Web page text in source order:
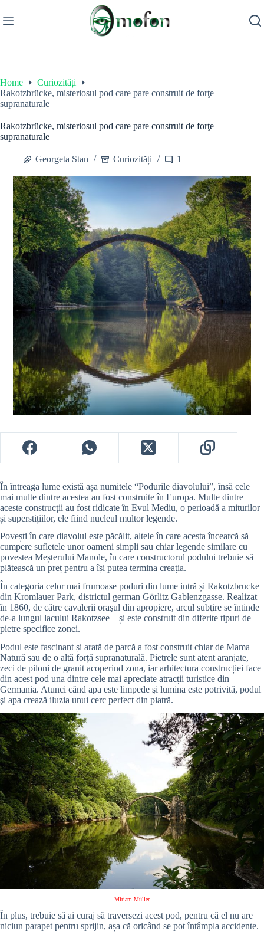
to
content
Home
Curiozități
Rakotzbrücke, misteriosul pod care pare construit de forţe
supranaturale
Rakotzbrücke, misteriosul pod care pare construit de forţe
supranaturale
Georgeta Stan Curiozități 1
În întreaga lume există așa numitele “Podurile diavolului”, însă cele
mai multe dintre acestea au fost construite în Europa. Multe dintre
aceste construcții au fost ridicate în Evul Mediu, o perioadă a miturilor
și superstițiilor, ele fiind nucleul multor legende.
Povești în care diavolul este păcălit, altele în care acesta încearcă să
cumpere sufletele unor oameni simpli sau chiar legende similare cu
povestea Meșterului Manole, în care constructorul podului trebuie să
plătească un preț pentru a își putea termina creația.
În categoria celor mai frumoase poduri din lume intră și Rakotzbrucke
din Kromlauer Park, districtul german Görlitz Gablenzgasse. Realizat
în 1860, de către cavalerii oraşul din apropiere, arcul subţire se întinde
de-a lungul lacului Rakotzsee – și este construit din diferite tipuri de
pietre specifice zonei.
Podul este fascinant și arată de parcă a fost construit chiar de Mama
Natură sau de o altă forță supranaturală. Pietrele sunt atent aranjate,
zeci de piloni de granit acoperind zona, iar arhitectura construcției face
din acest pod una dintre cele mai apreciate atracții turistice din
Germania. Atunci când apa este limpede şi lumina este potrivită, podul
şi apa crează iluzia unui cerc perfect din piatră.
Miriam Müller
În plus, trebuie să ai curaj să traversezi acest pod, pentru că el nu are
niciun parapet pentru sprijin, așa că oricând se pot întâmpla accidente.